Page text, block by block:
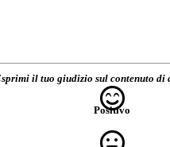
il tuo giudizio sul contenuto di
Positivo